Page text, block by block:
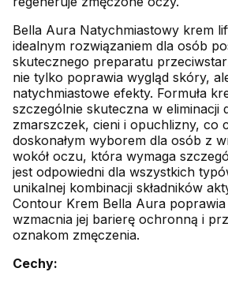
Bella Aura Natychmiastowy krem
idealnym rozwiązaniem dla osób
skutecznego preparatu
nie tylko poprawia wygląd skóry,
natychmiastowe efekty. Formuła
szczególnie skuteczna w eliminacji
zmarszczek, cieni i opuchlizny, co
doskonałym wyborem dla osób z
wokół oczu, która wymaga
jest odpowiedni dla wszystkich
unikalnej kombinacji składników
Contour Krem Bella Aura
wzmacnia jej barierę ochronną i
oznakom zmęczenia.
Cechy: